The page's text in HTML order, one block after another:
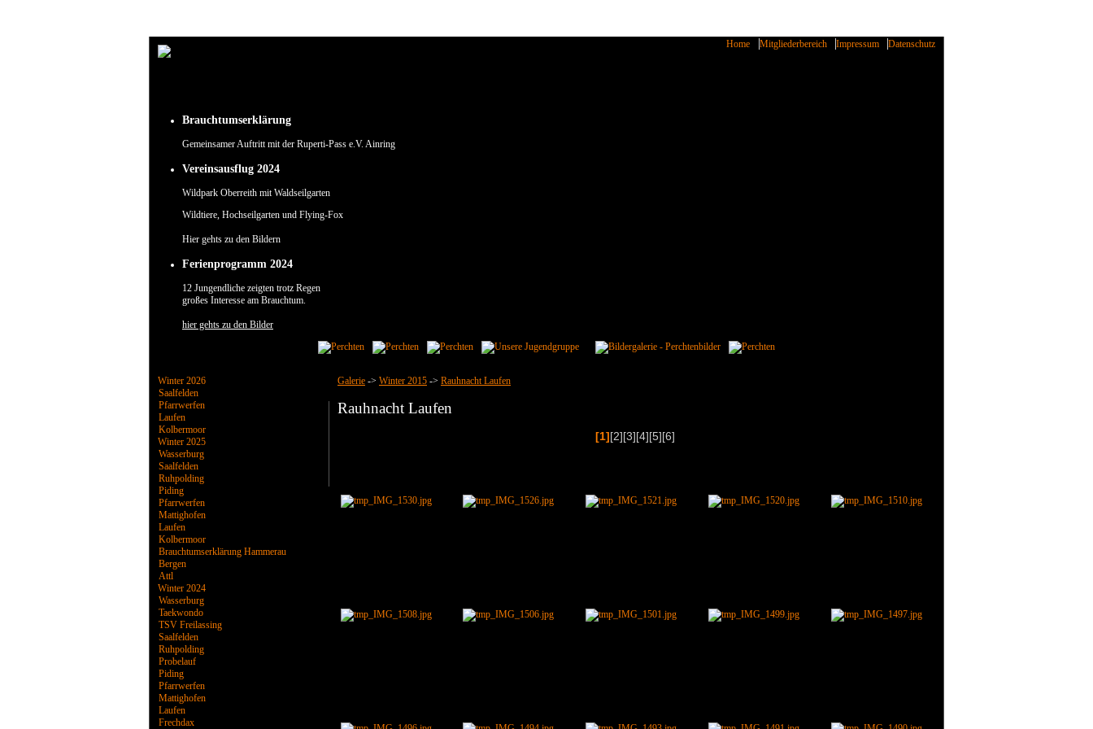
Home
Mitgliederbereich Impressum Datenschutz
Brauchtumserklärung
Gemeinsamer Auftritt mit der Ruperti-Pass e.V. Ainring
Vereinsausflug 2024
Wildpark Oberreith mit Waldseilgarten
Wildtiere, Hochseilgarten und Flying-Fox
Hier gehts zu den Bildern
Ferienprogramm 2024
12 Jungendliche zeigten trotz Regen
großes Interesse am Brauchtum.
hier gehts zu den Bilder
Winter 2026
Saalfelden
Pfarrwerfen
Laufen
Kolbermoor
Winter 2025
Wasserburg
Saalfelden
Ruhpolding
Piding
Pfarrwerfen
Mattighofen
Laufen
Kolbermoor
Brauchtumserklärung Hammerau
Bergen
Attl
Winter 2024
Wasserburg
Taekwondo
TSV Freilassing
Saalfelden
Ruhpolding
Probelauf
Piding
Pfarrwerfen
Mattighofen
Laufen
Frechdax
Galerie -> Winter 2015 -> Rauhnacht Laufen
Rauhnacht Laufen
[1][2][3][4][5][6]